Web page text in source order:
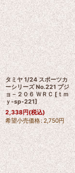
タミヤ 1/24 スポーツカ
ーシリーズ No.221 プジ
ョ－２０６ ＷＲＣ [ｔｍ
ｙ-sp-221]
2,338円(税込)
希望小売価格: 2,750円